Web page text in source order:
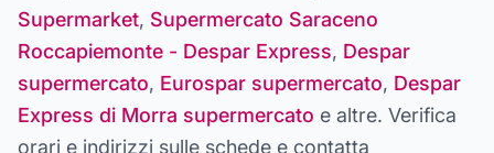
Supermarket, Supermercato Saraceno
Roccapiemonte - Despar Express, Despar
supermercato, Eurospar supermercato, Despar
Express di Morra supermercato e altre. Verifica
orari e indirizzi sulle schede e contatta